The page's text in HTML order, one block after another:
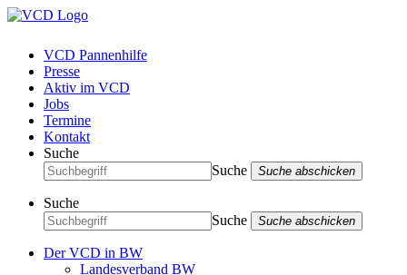
VCD Pannenhilfe
Presse
Aktiv im VCD
Jobs
Termine
Kontakt
Suche
Suche
Suche abschicken
Suche
Suche
Suche abschicken
Der VCD in BW
Landesverband BW